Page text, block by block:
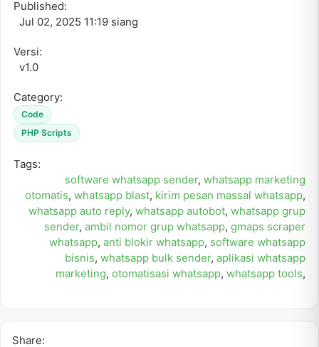
Published:
Jul 02, 2025 11:19 siang
Versi:
v1.0
Category:
Code
PHP Scripts
Tags:
software whatsapp sender, whatsapp marketing
otomatis, whatsapp blast, kirim pesan massal whatsapp,
whatsapp auto reply, whatsapp autobot, whatsapp grup
sender, ambil nomor grup whatsapp, gmaps scraper
whatsapp, anti blokir whatsapp, software whatsapp
bisnis, whatsapp bulk sender, aplikasi whatsapp
marketing, otomatisasi whatsapp, whatsapp tools,
Share: